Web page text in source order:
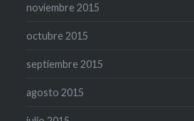
noviembre 2015
octubre 2015
septiembre 2015
agosto 2015